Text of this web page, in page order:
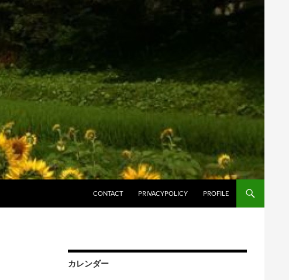
CONTACT
PRIVACYPOLICY PROFILE
カレンダー